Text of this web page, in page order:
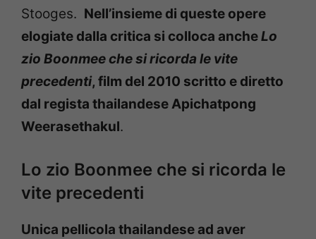
Stooges. Nell’insieme di queste opere
elogiate dalla critica si colloca ancheLo
zio Boonmee che si ricorda le vite
precedenti, film del 2010 scritto e diretto
dal regista thailandese Apichatpong
Weerasethakul.
Lo zio Boonmee che si ricorda le
vite precedenti
Unica pellicola thailandese ad aver